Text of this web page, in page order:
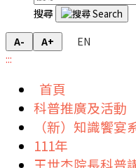
搜尋
A- A+
EN
:::
首頁
科普推廣及活動
（新）知識饗宴
111年
王世杰院長科普